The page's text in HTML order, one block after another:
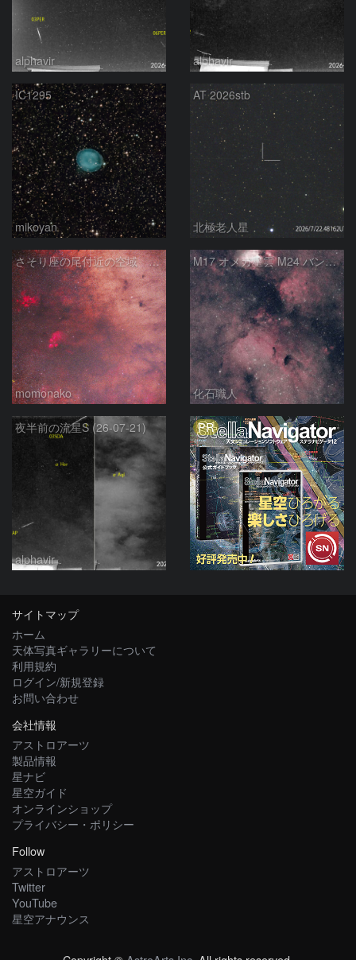
alphavir alphavir
IC1295
mikoyan
AT 2026stb
北極老人星
さそり座の尾付近の空域 260718
momonako
M17 オメガ星雲 M24 バンビの横顔 いて座
化石職人
夜半前の流星S (26-07-21)
alphavir
PR
サイトマップ
ホーム
天体写真ギャラリーについて
利用規約
ログイン/新規登録
お問い合わせ
会社情報
アストロアーツ
製品情報
星ナビ
星空ガイド
オンラインショップ
プライバシー・ポリシー
Follow
アストロアーツ
Twitter
YouTube
星空アナウンス